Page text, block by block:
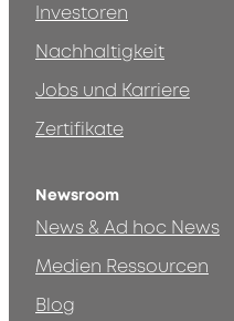
Investoren
Nachhaltigkeit
Jobs und Karriere
Zertifikate
Newsroom
News & Ad hoc News
Medien Ressourcen
Blog